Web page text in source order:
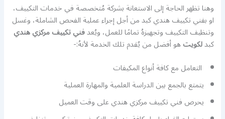
وهنا تظهر الحاجة إلى الاستعانة بشركة مُتخصصة في خدمات التكييف،
او بفني تكييف هندي كبد من أجل إجراء عملية الفحص الشاملة، وغسل
وتنظيف التكييف وتجهيزهُ تمامًا للعمل، ويُعدفني تكييف مركزي هندي
كبدلكويتهو أفضل من يُقدم تلك الخدمة لأنهُ:-
التعامل مع كافة أنواع المكيفات
يتمتع بالجمع بين الدراسة العلمية والمهارة العملية
يحرص فني تكييف مركزي هندي على وقت العميل